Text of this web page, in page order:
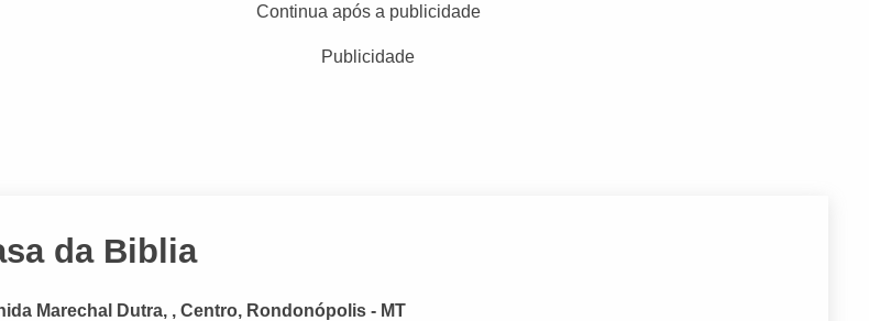
Continua após a publicidade
Publicidade
da Biblia
Marechal Dutra, , Centro, Rondonópolis - MT